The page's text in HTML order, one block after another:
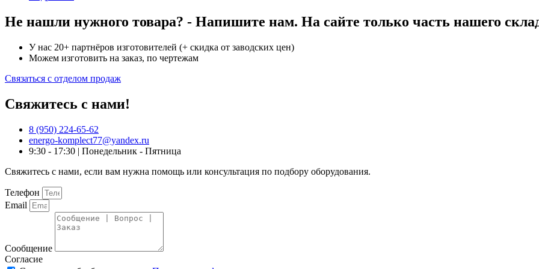
Не нашли нужного товара? - Напишите нам. На сайте только часть нашего
У нас 20+ партнёров изготовителей (+ скидка от заводских цен)
Можем изготовить на заказ, по чертежам
Связаться с отделом продаж
Свяжитесь с нами!
8 (950) 224-65-62
energo-komplect77@yandex.ru
9:30 - 17:30 | Понедельник - Пятница
Свяжитесь с нами, если вам нужна помощь или консультация по подбору оборудования.
Телефон
Email
Сообщение
Согласие